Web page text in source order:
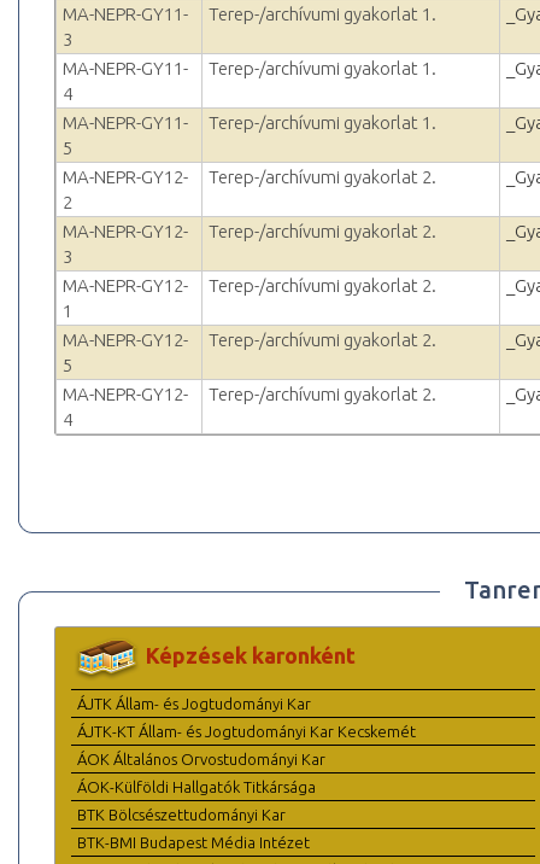
MA-NEPR-GY11-
3
Terep-/archívumi gyakorlat 1.
MA-NEPR-GY11-
4
Terep-/archívumi gyakorlat 1.
MA-NEPR-GY11-
5
Terep-/archívumi gyakorlat 1.
MA-NEPR-GY12-
2
Terep-/archívumi gyakorlat 2.
MA-NEPR-GY12-
3
Terep-/archívumi gyakorlat 2.
MA-NEPR-GY12-
1
Terep-/archívumi gyakorlat 2.
MA-NEPR-GY12-
5
Terep-/archívumi gyakorlat 2.
MA-NEPR-GY12-
4
Terep-/archívumi gyakorlat 2.
Képzések karonként
ÁJTK Állam- és Jogtudományi Kar
ÁJTK-KT Állam- és Jogtudományi Kar Kecskemét
ÁOK Általános Orvostudományi Kar
ÁOK-Külföldi Hallgatók Titkársága
BTK Bölcsészettudományi Kar
BTK-BMI Budapest Média Intézet